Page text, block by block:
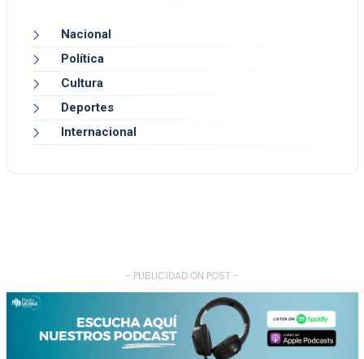
Nacional
Política
Cultura
Deportes
Internacional
- PUBLICIDAD ON POST -